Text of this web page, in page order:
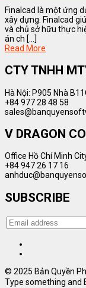
Finalcad là một ứng
xây dựng. Finalcad
và chủ sở hữu thực
án ch [...]
Read More
CTY TNHH
Hà Nội: P905 Nhà
+84 977 28 48 58
V DRAGON
Office Hồ Chí Minh
+84 947 26 17 16
SUBSCRIBE
© 2025 Bản Quyền
Type something and